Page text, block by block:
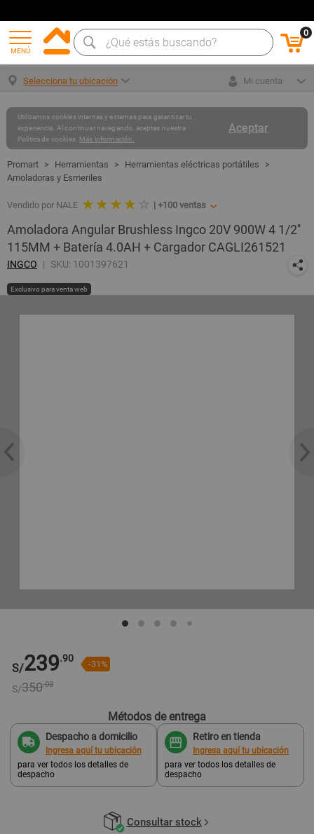
MENÚ
0
Selecciona tu ubicación Mi cuenta
Aceptar
Utilizamos cookies internas y externas para garantizar tu
experiencia. Al continuar navegando, aceptas nuestra
Política de cookies. Más información.
Herramientas
Herramientas eléctricas portátiles
Amoladoras y Esmeriles
Vendido por NALE ★ ★ ★ ★ ☆ | +100 ventas
Amoladora Angular Brushless Ingco 20V 900W 4 1/2''
115MM + Batería 4.0AH + Cargador CAGLI261521
INGCO SKU: 1001397621
Exclusivo para venta web
S/239.90 -31%
S/350.00
Métodos de entrega
Despacho a domicilio
Ingresa aquí tu ubicación
para ver todos los detalles de
despacho
Retiro en tienda
Ingresa aquí tu ubicación
para ver todos los detalles de
despacho
Consultar stock